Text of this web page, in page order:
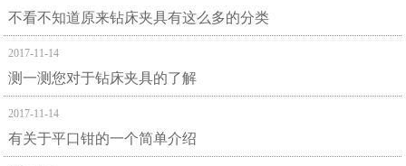
不看不知道原来钻床夹具有这么多的分类
2017-11-14
测一测您对于钻床夹具的了解
2017-11-14
有关于平口钳的一个简单介绍